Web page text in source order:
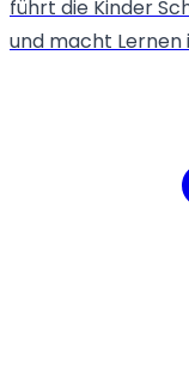
führt die Kinder
und macht Lernen